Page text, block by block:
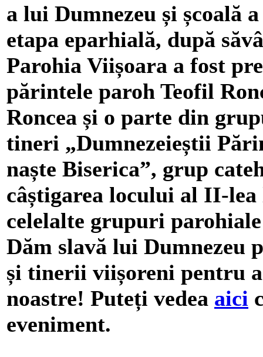
a lui Dumnezeu și școală
etapa eparhială, după
Parohia Viișoara a fost
părintele paroh Teofil
Roncea și o parte din
tineri „Dumnezeieștii
naște Biserica”, grup
câștigarea locului al II-
celelalte grupuri
Dăm slavă lui Dumnezeu
și tinerii viișoreni pentru
noastre! Puteți vedea aici
eveniment.